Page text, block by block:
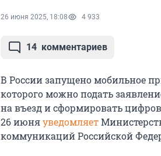
26 июня 2025, 18:08 4 933
14 комментариев
В России запущено мобильное
которого можно подать
на въезд и сформировать
26 июняуведомляет
коммуникаций Российской